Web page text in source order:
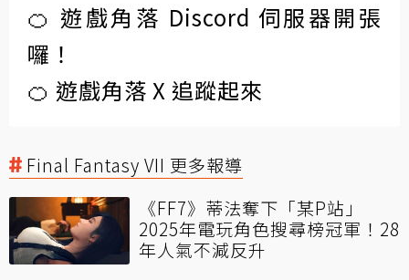
🍊 遊戲角落 Discord 伺服器開張
囉！
🍊 遊戲角落 X 追蹤起來
Final Fantasy VII 更多報導
《FF7》蒂法奪下「某P站」
2025年電玩角色搜尋榜冠軍！28
年人氣不減反升